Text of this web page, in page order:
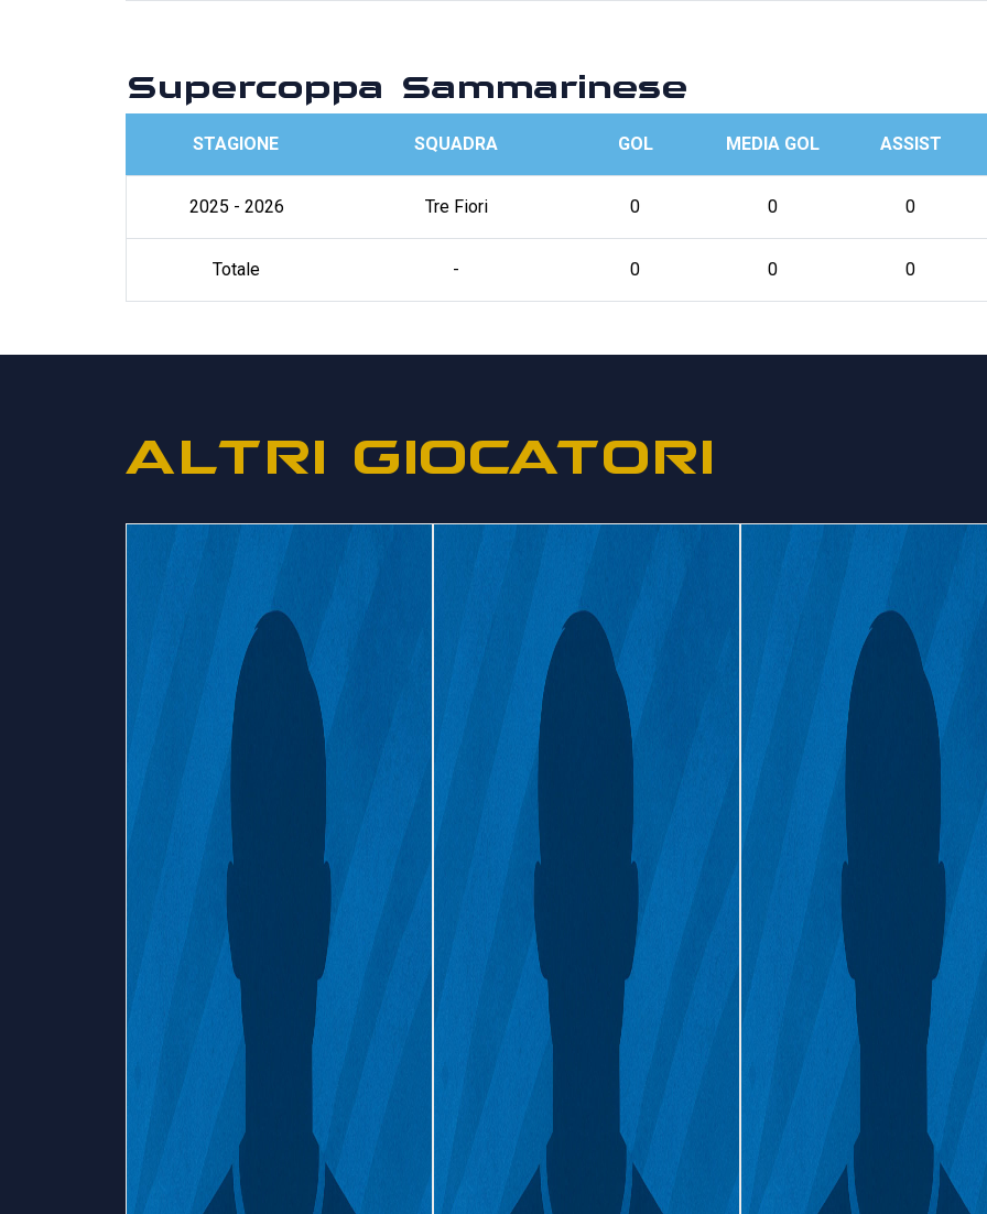
Supercoppa Sammarinese
STAGIONE SQUADRA GOL MEDIA GOL ASSIST
2025 - 2026 Tre Fiori 0 0 0
Totale - 0 0 0
ALTRI GIOCATORI